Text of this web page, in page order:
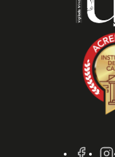
Sociales